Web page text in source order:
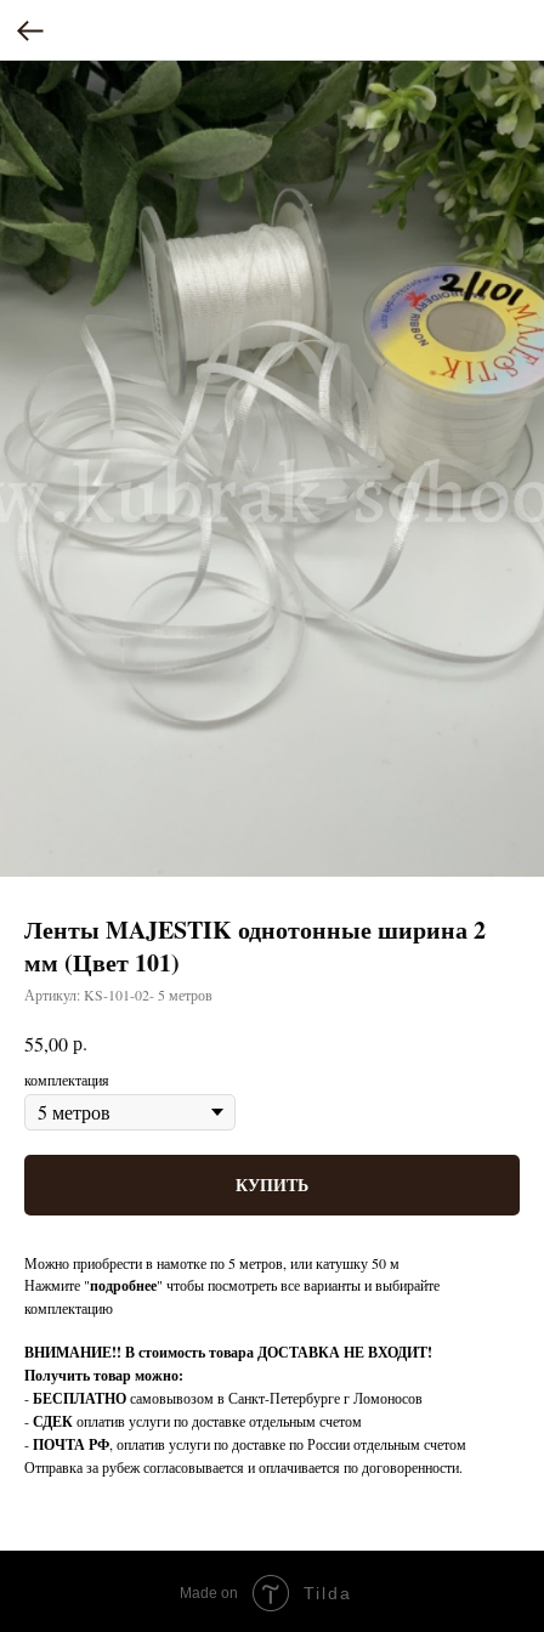
Ленты MAJESTIK однотонные ширина 2
мм (Цвет 101)
Артикул: KS-101-02- 5 метров
55,00р.
комплектация
КУПИТЬ
Можно приобрести в намотке по 5 метров, или катушку 50 м
Нажмите "подробнее" чтобы посмотреть все варианты и выбирайте
комплектацию
ВНИМАНИЕ!! В стоимость товара ДОСТАВКА НЕ ВХОДИТ!
Получить товар можно:
-БЕСПЛАТНОсамовывозом в Санкт-Петербурге г Ломоносов
-СДЕКоплатив услуги по доставке отдельным счетом
-ПОЧТА РФ, оплатив услуги по доставке по России отдельным счетом
Отправка за рубеж согласовывается и оплачивается по договоренности.
Made on Tilda